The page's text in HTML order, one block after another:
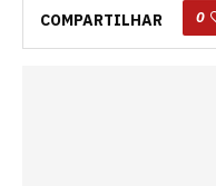
COMPARTILHAR 0